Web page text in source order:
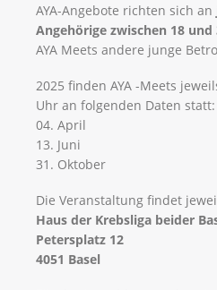
AYA-Angebote richten sich an
Angehörige zwischen 18 und
AYA Meets andere junge
2025 finden AYA -Meets
Uhr an folgenden Daten statt:
04. April
13. Juni
31. Oktober
Die Veranstaltung findet
Haus der Krebsliga beider
Petersplatz 12
4051 Basel